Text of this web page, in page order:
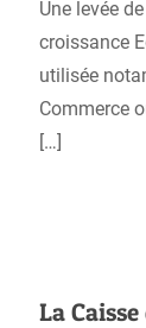
Une levée
croissance
utilisée
Commerce
[…]
La